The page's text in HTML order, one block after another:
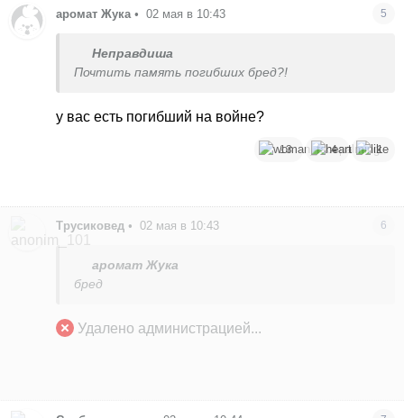
аромат Жука • 02 мая в 10:43 5
Неправдиша
Почтить память погибших бред?!
у вас есть погибший на войне?
13 4 1
Трусиковед • 02 мая в 10:43 6
аромат Жука
бред
Удалено администрацией...